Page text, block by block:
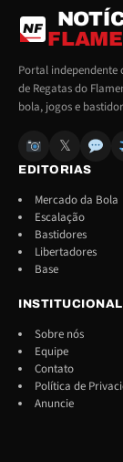
NF
Portal
de Regatas do
bola, jogos e
𝕏
EDITORIAS
Mercado da Bola
Escalação
Bastidores
Libertadores
Base
INSTITUCIONAL
Sobre nós
Equipe
Contato
Política de
Anuncie